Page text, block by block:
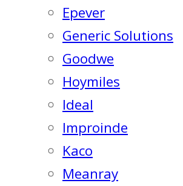
Epever
Generic Solutions
Goodwe
Hoymiles
Ideal
Improinde
Kaco
Meanray